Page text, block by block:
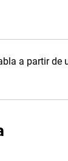
a partir de